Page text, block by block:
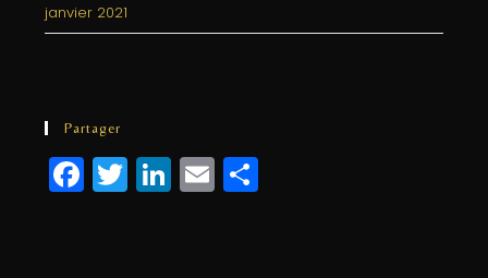
janvier 2021
Partager
F
a
T
w
Li
n
E
m